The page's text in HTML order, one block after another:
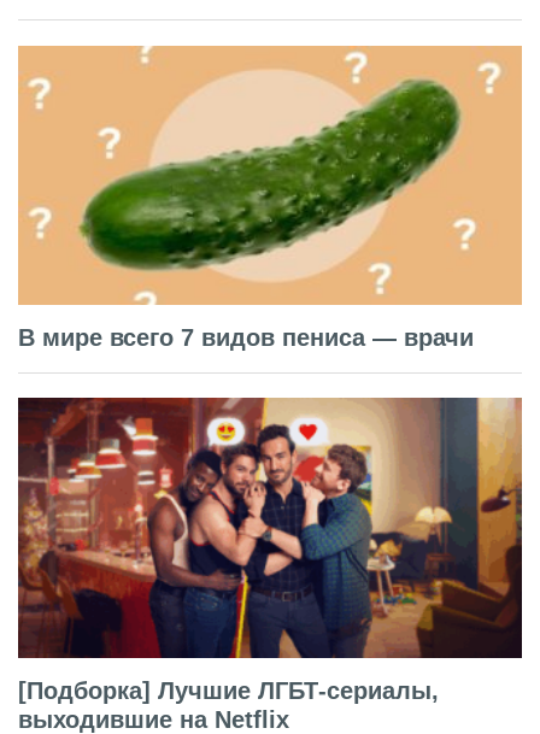
В мире всего 7 видов пениса — врачи
[Подборка] Лучшие ЛГБТ-сериалы,
выходившие на Netflix